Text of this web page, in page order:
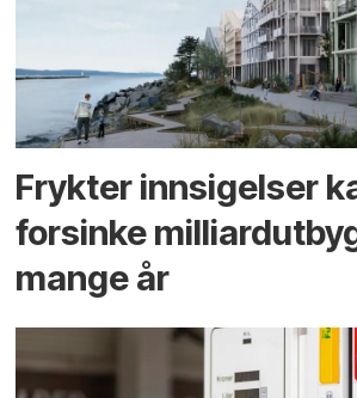
Frykter innsigelser
forsinke
mange år